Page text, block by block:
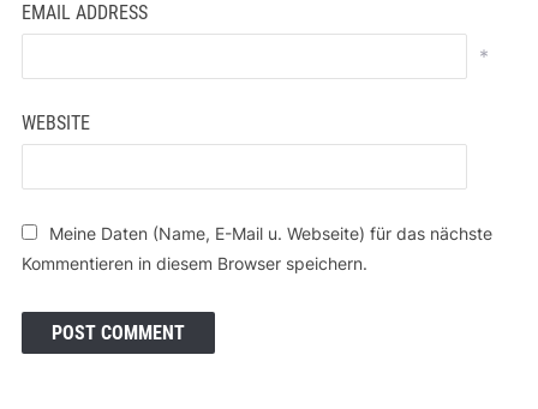
EMAIL ADDRESS
*
WEBSITE
Meine Daten (Name, E-Mail u. Webseite) für das nächste
Kommentieren in diesem Browser speichern.